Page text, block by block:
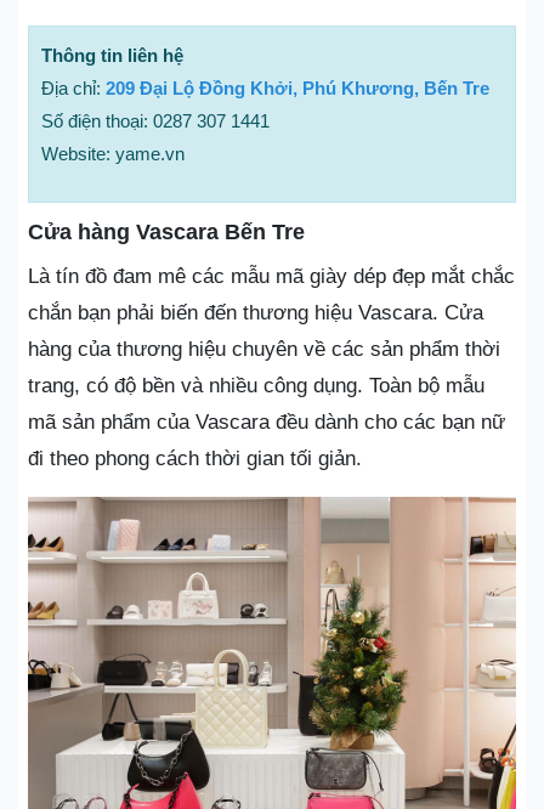
Thông tin liên hệ
Địa chỉ: 209 Đại Lộ Đồng Khởi, Phú Khương, Bến Tre
Số điện thoại: 0287 307 1441
Website: yame.vn
Cửa hàng Vascara Bến Tre
Là tín đồ đam mê các mẫu mã giày dép đẹp mắt chắc
chắn bạn phải biến đến thương hiệu Vascara. Cửa
hàng của thương hiệu chuyên về các sản phẩm thời
trang, có độ bền và nhiều công dụng. Toàn bộ mẫu
mã sản phẩm của Vascara đều dành cho các bạn nữ
đi theo phong cách thời gian tối giản.